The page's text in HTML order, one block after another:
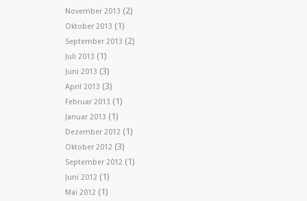
November 2013 (2)
Oktober 2013 (1)
September 2013 (2)
Juli 2013 (1)
Juni 2013 (3)
April 2013 (3)
Februar 2013 (1)
Januar 2013 (1)
Dezember 2012 (1)
Oktober 2012 (3)
September 2012 (1)
Juni 2012 (1)
Mai 2012 (1)